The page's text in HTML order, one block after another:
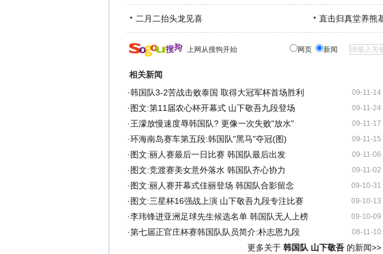
二月二抬头龙见喜 直击归真堂养熊
上网从搜狗开始 网页 新闻
相关新闻
09-11-14
·韩国队3-2苦战击败泰国 取得大冠军杯首场胜利
09-11-24
· 图文:第11届农心杯开幕式 山下敬吾九段登场
09-11-17
·王濛放慢速度辱韩国队? 更像一次失败"放水"
09-11-15
·环海南岛赛车第五段:韩国队"黑马"夺冠(图)
09-11-06
· 图文:丽人赛最后一日比赛 韩国队最后出发
09-11-02
· 图文:竞渡赛美女意外落水 韩国队齐心协力
09-10-31
· 图文:丽人赛开幕式佳丽登场 韩国队合影留念
09-10-13
· 图文:三星杯16强战上演 山下敬吾九段专注比赛
09-10-09
·李玮锋进亚洲足球先生候选名单 韩国队无人上榜
08-11-10
·第七届正官庄杯赛韩国队队员简介:朴志恩九段
更多关于 韩国队 山下敬吾的新闻>>